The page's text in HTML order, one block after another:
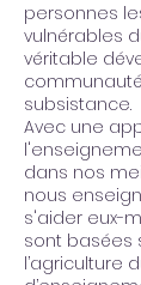
personnes
vulnérables
véritable
subsistance.
Avec une
dans nos
nous
s'aider eux-
sont basées
l’agriculture